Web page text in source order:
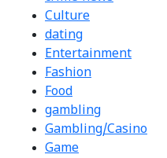
Culture
dating
Entertainment
Fashion
Food
gambling
Gambling/Casino
Game